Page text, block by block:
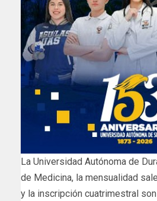
La Universidad Autónoma de
de Medicina, la mensualidad
y la inscripción cuatrimestral